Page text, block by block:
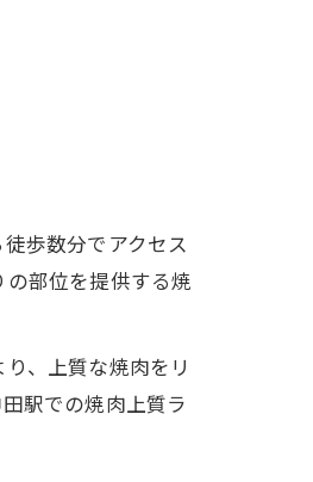
歩数分でアクセス
部位を提供する焼
、上質な焼肉をリ
駅での焼肉上質ラ